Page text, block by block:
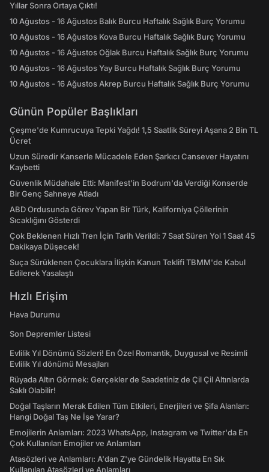
Yıllar Sonra Ortaya Çıktı!
10 Ağustos - 16 Ağustos Balık Burcu Haftalık Sağlık Burç Yorumu
10 Ağustos - 16 Ağustos Kova Burcu Haftalık Sağlık Burç Yorumu
10 Ağustos - 16 Ağustos Oğlak Burcu Haftalık Sağlık Burç Yorumu
10 Ağustos - 16 Ağustos Yay Burcu Haftalık Sağlık Burç Yorumu
10 Ağustos - 16 Ağustos Akrep Burcu Haftalık Sağlık Burç Yorumu
Günün Popüler Başlıkları
Çeşme'de Kumrucuya Tepki Yağdı! 1,5 Saatlik Süreyi Aşana 2 Bin TL
Ücret
Uzun Süredir Kanserle Mücadele Eden Şarkıcı Cansever Hayatını
Kaybetti
Güvenlik Müdahale Etti: Manifest'in Bodrum'da Verdiği Konserde
Bir Genç Sahneye Atladı
ABD Ordusunda Görev Yapan Bir Türk, Kaliforniya Çöllerinin
Sıcaklığını Gösterdi
Çok Beklenen Hızlı Tren İçin Tarih Verildi: 7 Saat Süren Yol 1 Saat 45
Dakikaya Düşecek!
Suça Sürüklenen Çocuklara İlişkin Kanun Teklifi TBMM'de Kabul
Edilerek Yasalaştı
Hızlı Erişim
Hava Durumu
Son Depremler Listesi
Evlilik Yıl Dönümü Sözleri! En Özel Romantik, Duygusal ve Resimli
Evlilik Yıl dönümü Mesajları
Rüyada Altın Görmek: Gerçekler de Saadetiniz de Çil Çil Altınlarda
Saklı Olabilir!
Doğal Taşların Merak Edilen Tüm Etkileri, Enerjileri ve Şifa Alanları:
Hangi Doğal Taş Ne İşe Yarar?
Emojilerin Anlamları: 2023 WhatsApp, Instagram ve Twitter'da En
Çok Kullanılan Emojiler ve Anlamları
Atasözleri ve Anlamları: A'dan Z'ye Gündelik Hayatta En Sık
Kullanılan Atasözleri ve Anlamları